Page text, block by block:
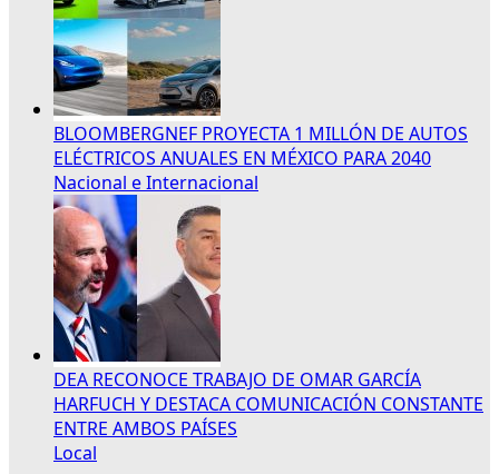
BLOOMBERGNEF PROYECTA 1 MILLÓN DE AUTOS
ELÉCTRICOS ANUALES EN MÉXICO PARA 2040
Nacional e Internacional
DEA RECONOCE TRABAJO DE OMAR GARCÍA
HARFUCH Y DESTACA COMUNICACIÓN CONSTANTE
ENTRE AMBOS PAÍSES
Local